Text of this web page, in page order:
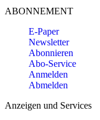
ABONNEMENT
E-Paper
Newsletter
Abonnieren
Abo-Service
Anmelden
Abmelden
Anzeigen und Services